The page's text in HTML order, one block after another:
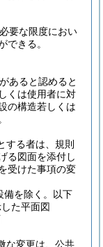
要な限度におい
できる。
あると認めると
くは使用者に対
の構造若しくは
する者は、規則
る図面を添付し
受けた事項の変
備を除く。以下
た平面図
な変更は、公共